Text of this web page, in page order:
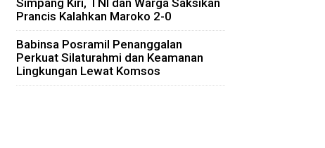
Simpang Kiri, TNI dan Warga Saksikan
Prancis Kalahkan Maroko 2-0
Babinsa Posramil Penanggalan
Perkuat Silaturahmi dan Keamanan
Lingkungan Lewat Komsos